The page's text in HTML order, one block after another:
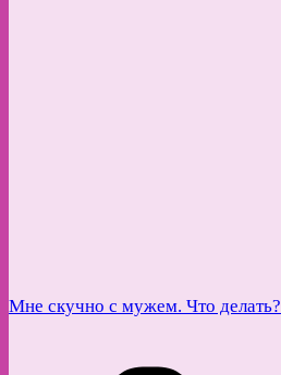
Мне скучно с мужем. Что делать?